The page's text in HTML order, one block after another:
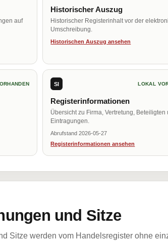
auf
Historischer Auszug
Historischer Registerinhalt vor der
Umschreibung.
Historischen Auszug ansehen
SI LOKAL
Registerinformationen
Übersicht zu Firma, Vertretung, Beteiligten
Eintragungen.
Abrufstand 2026-05-27
Registerinformationen ansehen
und Sitze
Sitze werden vom Handelsregister ohne